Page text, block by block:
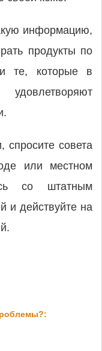
информацию,
продукты по
те, которые в
совета
или местном
со штатным
и действуйте на